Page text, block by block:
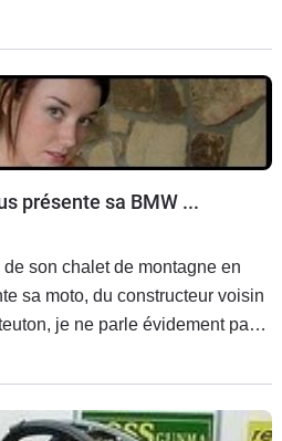
chrono d'une séance de type
présente sa BMW ...
son chalet de montagne en
sa moto, du constructeur voisin